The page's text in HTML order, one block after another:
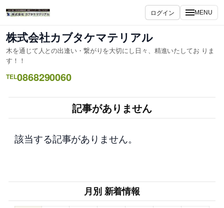
内
容
を
ス
キ
ッ
プ
ログイン MENU
株式会社カブタケマテリアル
木を通じて人との出逢い・繋がりを大切にし日々、精進いたしてお りま
す！！
TEL0868290060
記事がありません
該当する記事がありません。
月別 新着情報